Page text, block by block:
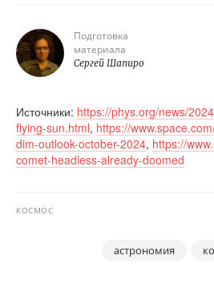
Подготовка
материала
Сергей Шапиро
Источники: https://phys.org/news/
flying-sun.html, https://
dim-outlook-october-2024, https://
comet-headless-already-doomed
КОСМОС
астрономия